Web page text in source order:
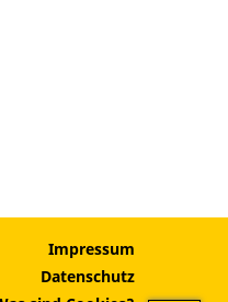
Impressum
Datenschutz